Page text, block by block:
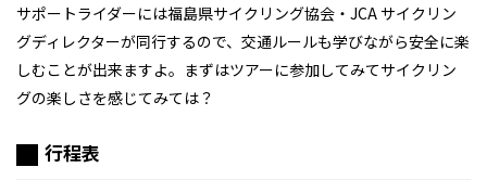
サポートライダーには福島県サイクリング協会・JCA サイクリン
グディレクターが同行するので、交通ルールも学びながら安全に楽
しむことが出来ますよ。まずはツアーに参加してみてサイクリン
グの楽しさを感じてみては？
行程表